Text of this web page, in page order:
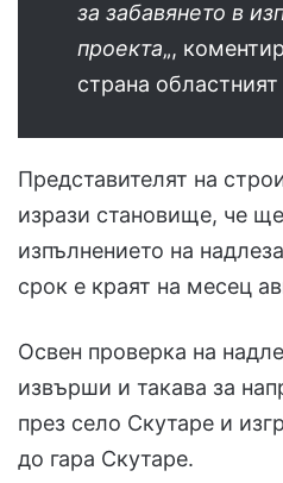
за забавянето в
проекта„,
страна
Представителят на
изрази становище, че
изпълнението на
срок е краят на месец
Освен проверка на
извърши и такава за
през село Скутаре и
до гара Скутаре.